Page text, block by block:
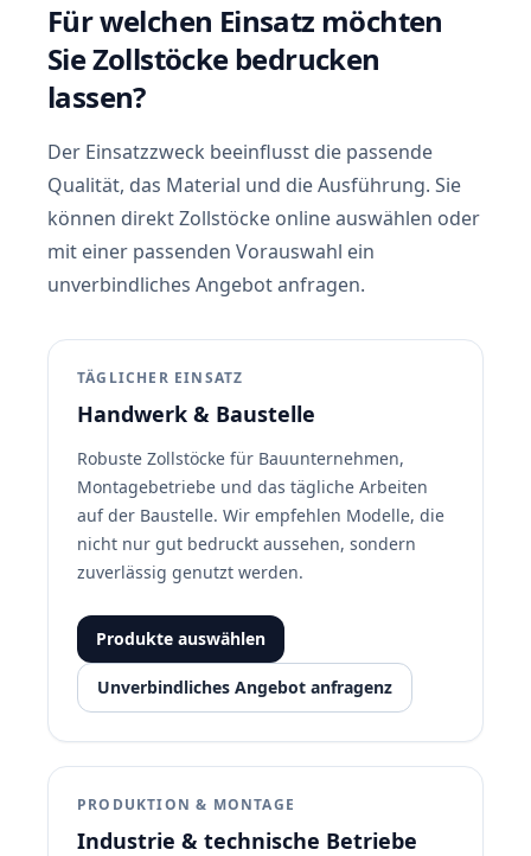
Für welchen Einsatz möchten
Sie Zollstöcke bedrucken
lassen?
Der Einsatzzweck beeinflusst die passende
Qualität, das Material und die Ausführung. Sie
können direkt Zollstöcke online auswählen oder
mit einer passenden Vorauswahl ein
unverbindliches Angebot anfragen.
TÄGLICHER EINSATZ
Handwerk & Baustelle
Robuste Zollstöcke für Bauunternehmen,
Montagebetriebe und das tägliche Arbeiten
auf der Baustelle. Wir empfehlen Modelle, die
nicht nur gut bedruckt aussehen, sondern
zuverlässig genutzt werden.
Produkte auswählen
Unverbindliches Angebot anfragenz
PRODUKTION & MONTAGE
Industrie & technische Betriebe